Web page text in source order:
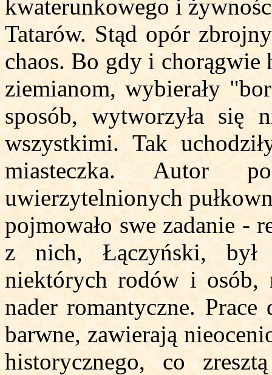
kwaterunkowego i
Tatarów. Stąd opór
chaos. Bo gdy i chorągwie
ziemianom, wybierały
sposób, wytworzyła się
wszystkimi. Tak
miasteczka. Autor
uwierzytelnionych
pojmowało swe zadanie -
z nich, Łączyński, był
niektórych rodów i osób,
nader romantyczne.
barwne, zawierają
historycznego, co